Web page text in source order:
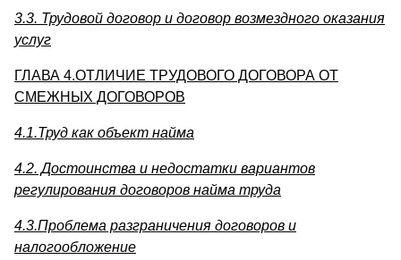
3.3. Трудовой договор и договор возмездного оказания
услуг
ГЛАВА 4.ОТЛИЧИЕ ТРУДОВОГО ДОГОВОРА ОТ
СМЕЖНЫХ ДОГОВОРОВ
4.1.Труд как объект найма
4.2. Достоинства и недостатки вариантов
регулирования договоров найма труда
4.3.Проблема разграничения договоров и
налогообложение